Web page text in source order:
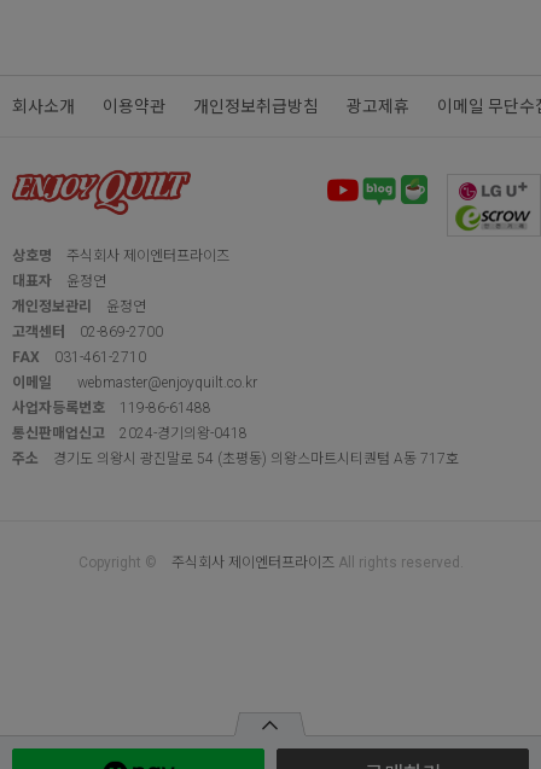
회사소개 이용약관 개인정보취급방침 광고제휴 이메일 무단수
상호명
주식회사 제이엔터프라이즈
대표자
윤정연
개인정보관리
윤정연
고객센터
02-869-2700
FAX
031-461-2710
이메일
webmaster@enjoyquilt.co.kr
사업자등록번호
119-86-61488
통신판매업신고
2024-경기의왕-0418
주소
경기도 의왕시 광진말로 54 (초평동) 의왕스마트시티퀀텀 A동 717호
Copyright © 주식회사 제이엔터프라이즈All rights reserved.